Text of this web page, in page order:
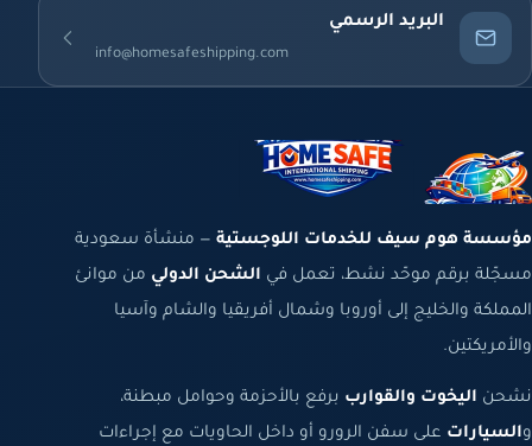
البريد الرسمي
info@homesafeshipping.com
مؤسسة هوم سيف للخدمات اللوجستية — منشأة سعودية
مسجّلة برقم موحّد نشط، تعمل في الشحن الدولي من موانئ
المملكة والخليج إلى أوروبا وشمال أفريقيا والشام وآسيا
والأمريكتين.
نشحن اليخوت والقوارب برفع بالأحزمة وحوامل مبطنة،
والسيارات على سفن الرورو أو داخل الحاويات مع إجراءات